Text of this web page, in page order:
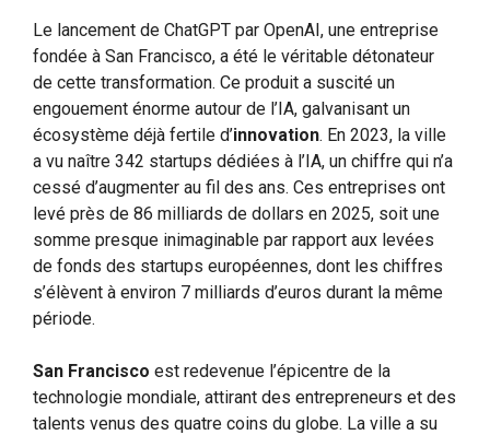
Le lancement de ChatGPT par OpenAI, une entreprise
fondée à San Francisco, a été le véritable détonateur
de cette transformation. Ce produit a suscité un
engouement énorme autour de l’IA, galvanisant un
écosystème déjà fertile d’innovation. En 2023, la ville
a vu naître 342 startups dédiées à l’IA, un chiffre qui n’a
cessé d’augmenter au fil des ans. Ces entreprises ont
levé près de 86 milliards de dollars en 2025, soit une
somme presque inimaginable par rapport aux levées
de fonds des startups européennes, dont les chiffres
s’élèvent à environ 7 milliards d’euros durant la même
période.
San Francisco est redevenue l’épicentre de la
technologie mondiale, attirant des entrepreneurs et des
talents venus des quatre coins du globe. La ville a su